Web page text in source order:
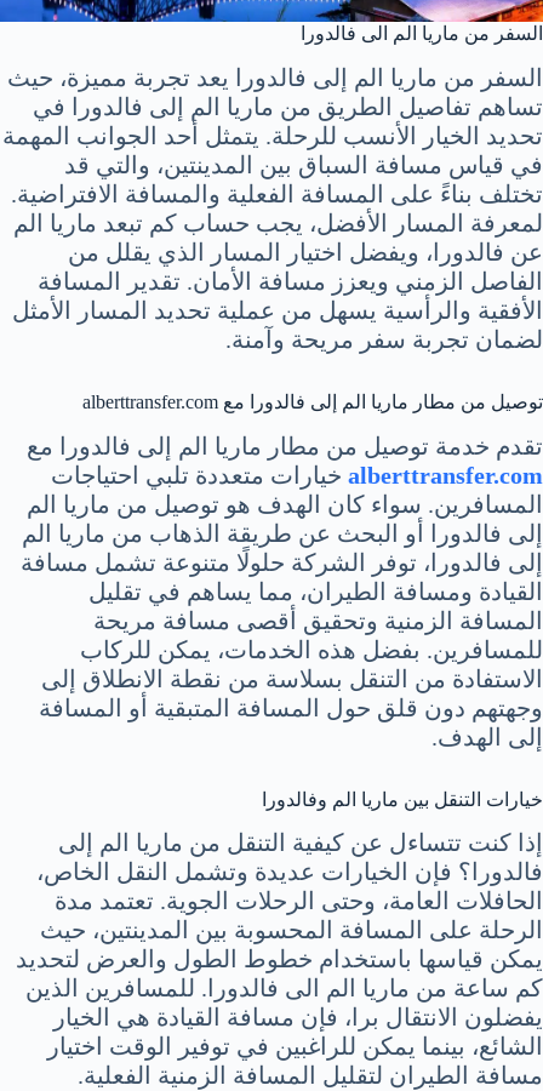
السفر من ماريا الم الى فالدورا
السفر من ماريا الم إلى فالدورا يعد تجربة مميزة، حيث
تساهم تفاصيل الطريق من ماريا الم إلى فالدورا في
تحديد الخيار الأنسب للرحلة. يتمثل أحد الجوانب المهمة
في قياس مسافة السباق بين المدينتين، والتي قد
تختلف بناءً على المسافة الفعلية والمسافة الافتراضية.
لمعرفة المسار الأفضل، يجب حساب كم تبعد ماريا الم
عن فالدورا، ويفضل اختيار المسار الذي يقلل من
الفاصل الزمني ويعزز مسافة الأمان. تقدير المسافة
الأفقية والرأسية يسهل من عملية تحديد المسار الأمثل
لضمان تجربة سفر مريحة وآمنة.
توصيل من مطار ماريا الم إلى فالدورا مع alberttransfer.com
تقدم خدمة توصيل من مطار ماريا الم إلى فالدورا مع
alberttransfer.com خيارات متعددة تلبي احتياجات
المسافرين. سواء كان الهدف هو توصيل من ماريا الم
إلى فالدورا أو البحث عن طريقة الذهاب من ماريا الم
إلى فالدورا، توفر الشركة حلولًا متنوعة تشمل مسافة
القيادة ومسافة الطيران، مما يساهم في تقليل
المسافة الزمنية وتحقيق أقصى مسافة مريحة
للمسافرين. بفضل هذه الخدمات، يمكن للركاب
الاستفادة من التنقل بسلاسة من نقطة الانطلاق إلى
وجهتهم دون قلق حول المسافة المتبقية أو المسافة
إلى الهدف.
خيارات التنقل بين ماريا الم وفالدورا
إذا كنت تتساءل عن كيفية التنقل من ماريا الم إلى
فالدورا؟ فإن الخيارات عديدة وتشمل النقل الخاص،
الحافلات العامة، وحتى الرحلات الجوية. تعتمد مدة
الرحلة على المسافة المحسوبة بين المدينتين، حيث
يمكن قياسها باستخدام خطوط الطول والعرض لتحديد
كم ساعة من ماريا الم الى فالدورا. للمسافرين الذين
يفضلون الانتقال برا، فإن مسافة القيادة هي الخيار
الشائع، بينما يمكن للراغبين في توفير الوقت اختيار
مسافة الطيران لتقليل المسافة الزمنية الفعلية.